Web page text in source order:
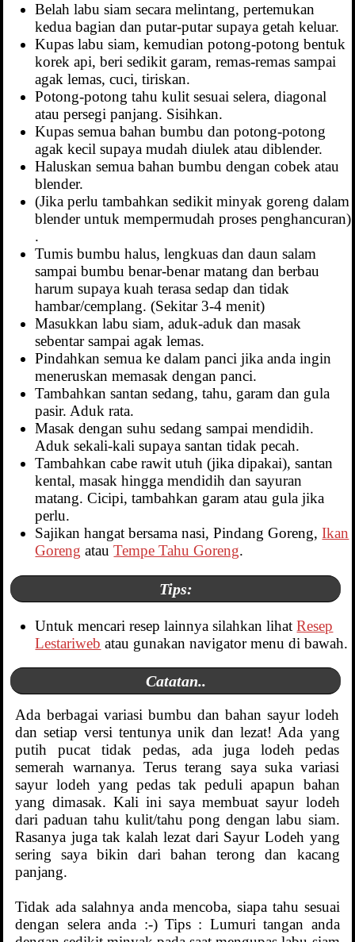
Belah labu siam secara melintang, pertemukan
kedua bagian dan putar-putar supaya getah keluar.
Kupas labu siam, kemudian potong-potong bentuk
korek api, beri sedikit garam, remas-remas sampai
agak lemas, cuci, tiriskan.
Potong-potong tahu kulit sesuai selera, diagonal
atau persegi panjang. Sisihkan.
Kupas semua bahan bumbu dan potong-potong
agak kecil supaya mudah diulek atau diblender.
Haluskan semua bahan bumbu dengan cobek atau
blender.
(Jika perlu tambahkan sedikit minyak goreng dalam
blender untuk mempermudah proses penghancuran)
.
Tumis bumbu halus, lengkuas dan daun salam
sampai bumbu benar-benar matang dan berbau
harum supaya kuah terasa sedap dan tidak
hambar/cemplang. (Sekitar 3-4 menit)
Masukkan labu siam, aduk-aduk dan masak
sebentar sampai agak lemas.
Pindahkan semua ke dalam panci jika anda ingin
meneruskan memasak dengan panci.
Tambahkan santan sedang, tahu, garam dan gula
pasir. Aduk rata.
Masak dengan suhu sedang sampai mendidih.
Aduk sekali-kali supaya santan tidak pecah.
Tambahkan cabe rawit utuh (jika dipakai), santan
kental, masak hingga mendidih dan sayuran
matang. Cicipi, tambahkan garam atau gula jika
perlu.
Sajikan hangat bersama nasi, Pindang Goreng,Ikan
Goreng atauTempe Tahu Goreng.
Tips:
Untuk mencari resep lainnya silahkan lihatResep
Lestariweb atau gunakan navigator menu di bawah.
Catatan..
Ada berbagai variasi bumbu dan bahan sayur lodeh
dan setiap versi tentunya unik dan lezat! Ada yang
putih pucat tidak pedas, ada juga lodeh pedas
semerah warnanya. Terus terang saya suka variasi
sayur lodeh yang pedas tak peduli apapun bahan
yang dimasak. Kali ini saya membuat sayur lodeh
dari paduan tahu kulit/tahu pong dengan labu siam.
Rasanya juga tak kalah lezat dari Sayur Lodeh yang
sering saya bikin dari bahan terong dan kacang
panjang.
Tidak ada salahnya anda mencoba, siapa tahu sesuai
dengan selera anda :-) Tips : Lumuri tangan anda